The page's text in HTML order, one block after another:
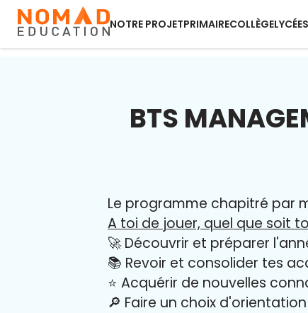
NOTRE PROJETPRIMAIRECOLLÈGELYCÉE
BTS
Le programme chapitré par
A toi de jouer, quel que soit
🚀 Découvrir et préparer
📚 Revoir et consolider tes
⭐️ Acquérir de nouvelles
🔎 Faire un choix